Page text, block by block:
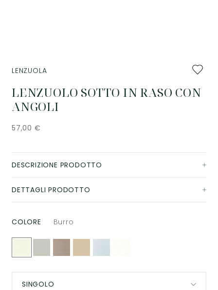
LENZUOLO SOTTO IN RASO CON
ANGOLI
LENZUOLA
57,00 €
DESCRIZIONE PRODOTTO
DETTAGLI PRODOTTO
COLORE Burro
SINGOLO